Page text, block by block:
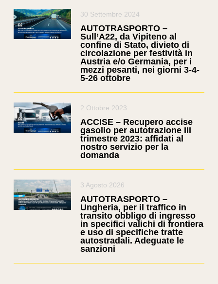
30 Settembre 2024
AUTOTRASPORTO –
Sull’A22, da Vipiteno al
confine di Stato, divieto di
circolazione per festività in
Austria e/o Germania, per i
mezzi pesanti, nei giorni 3-4-
5-26 ottobre
2 Ottobre 2023
ACCISE – Recupero accise
gasolio per autotrazione III
trimestre 2023: affidati al
nostro servizio per la
domanda
3 Agosto 2026
AUTOTRASPORTO –
Ungheria, per il traffico in
transito obbligo di ingresso
in specifici valichi di frontiera
e uso di specifiche tratte
autostradali. Adeguate le
sanzioni